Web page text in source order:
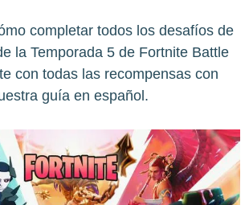
completar todos los desafíos de
la Temporada 5 de Fortnite Battle
con todas las recompensas con
guía en español.